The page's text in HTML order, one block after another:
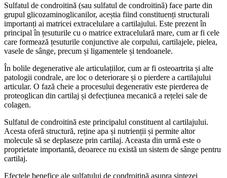
Sulfatul de condroitină (sau sulfatul de condroitină) face parte din
grupul glicozaminoglicanilor, aceștia fiind constituenți structurali
importanți ai matricei extracelulare a cartilajului. Este prezent în
principal în țesuturile cu o matrice extracelulară mare, cum ar fi cele
care formează țesuturile conjunctive ale corpului, cartilajele, pielea,
vasele de sânge, precum și ligamentele și tendoanele.
În bolile degenerative ale articulațiilor, cum ar fi osteoartrita și alte
patologii condrale, are loc o deteriorare și o pierdere a cartilajului
articular. O fază cheie a procesului degenerativ este pierderea de
proteoglican din cartilaj și defecțiunea mecanică a rețelei sale de
colagen.
Sulfatul de condroitină este principalul constituent al cartilajului.
Acesta oferă structură, reține apa și nutrienții și permite altor
molecule să se deplaseze prin cartilaj. Aceasta din urmă este o
proprietate importantă, deoarece nu există un sistem de sânge pentru
cartilaj.
Efectele benefice ale sulfatului de condroitină asupra sintezei